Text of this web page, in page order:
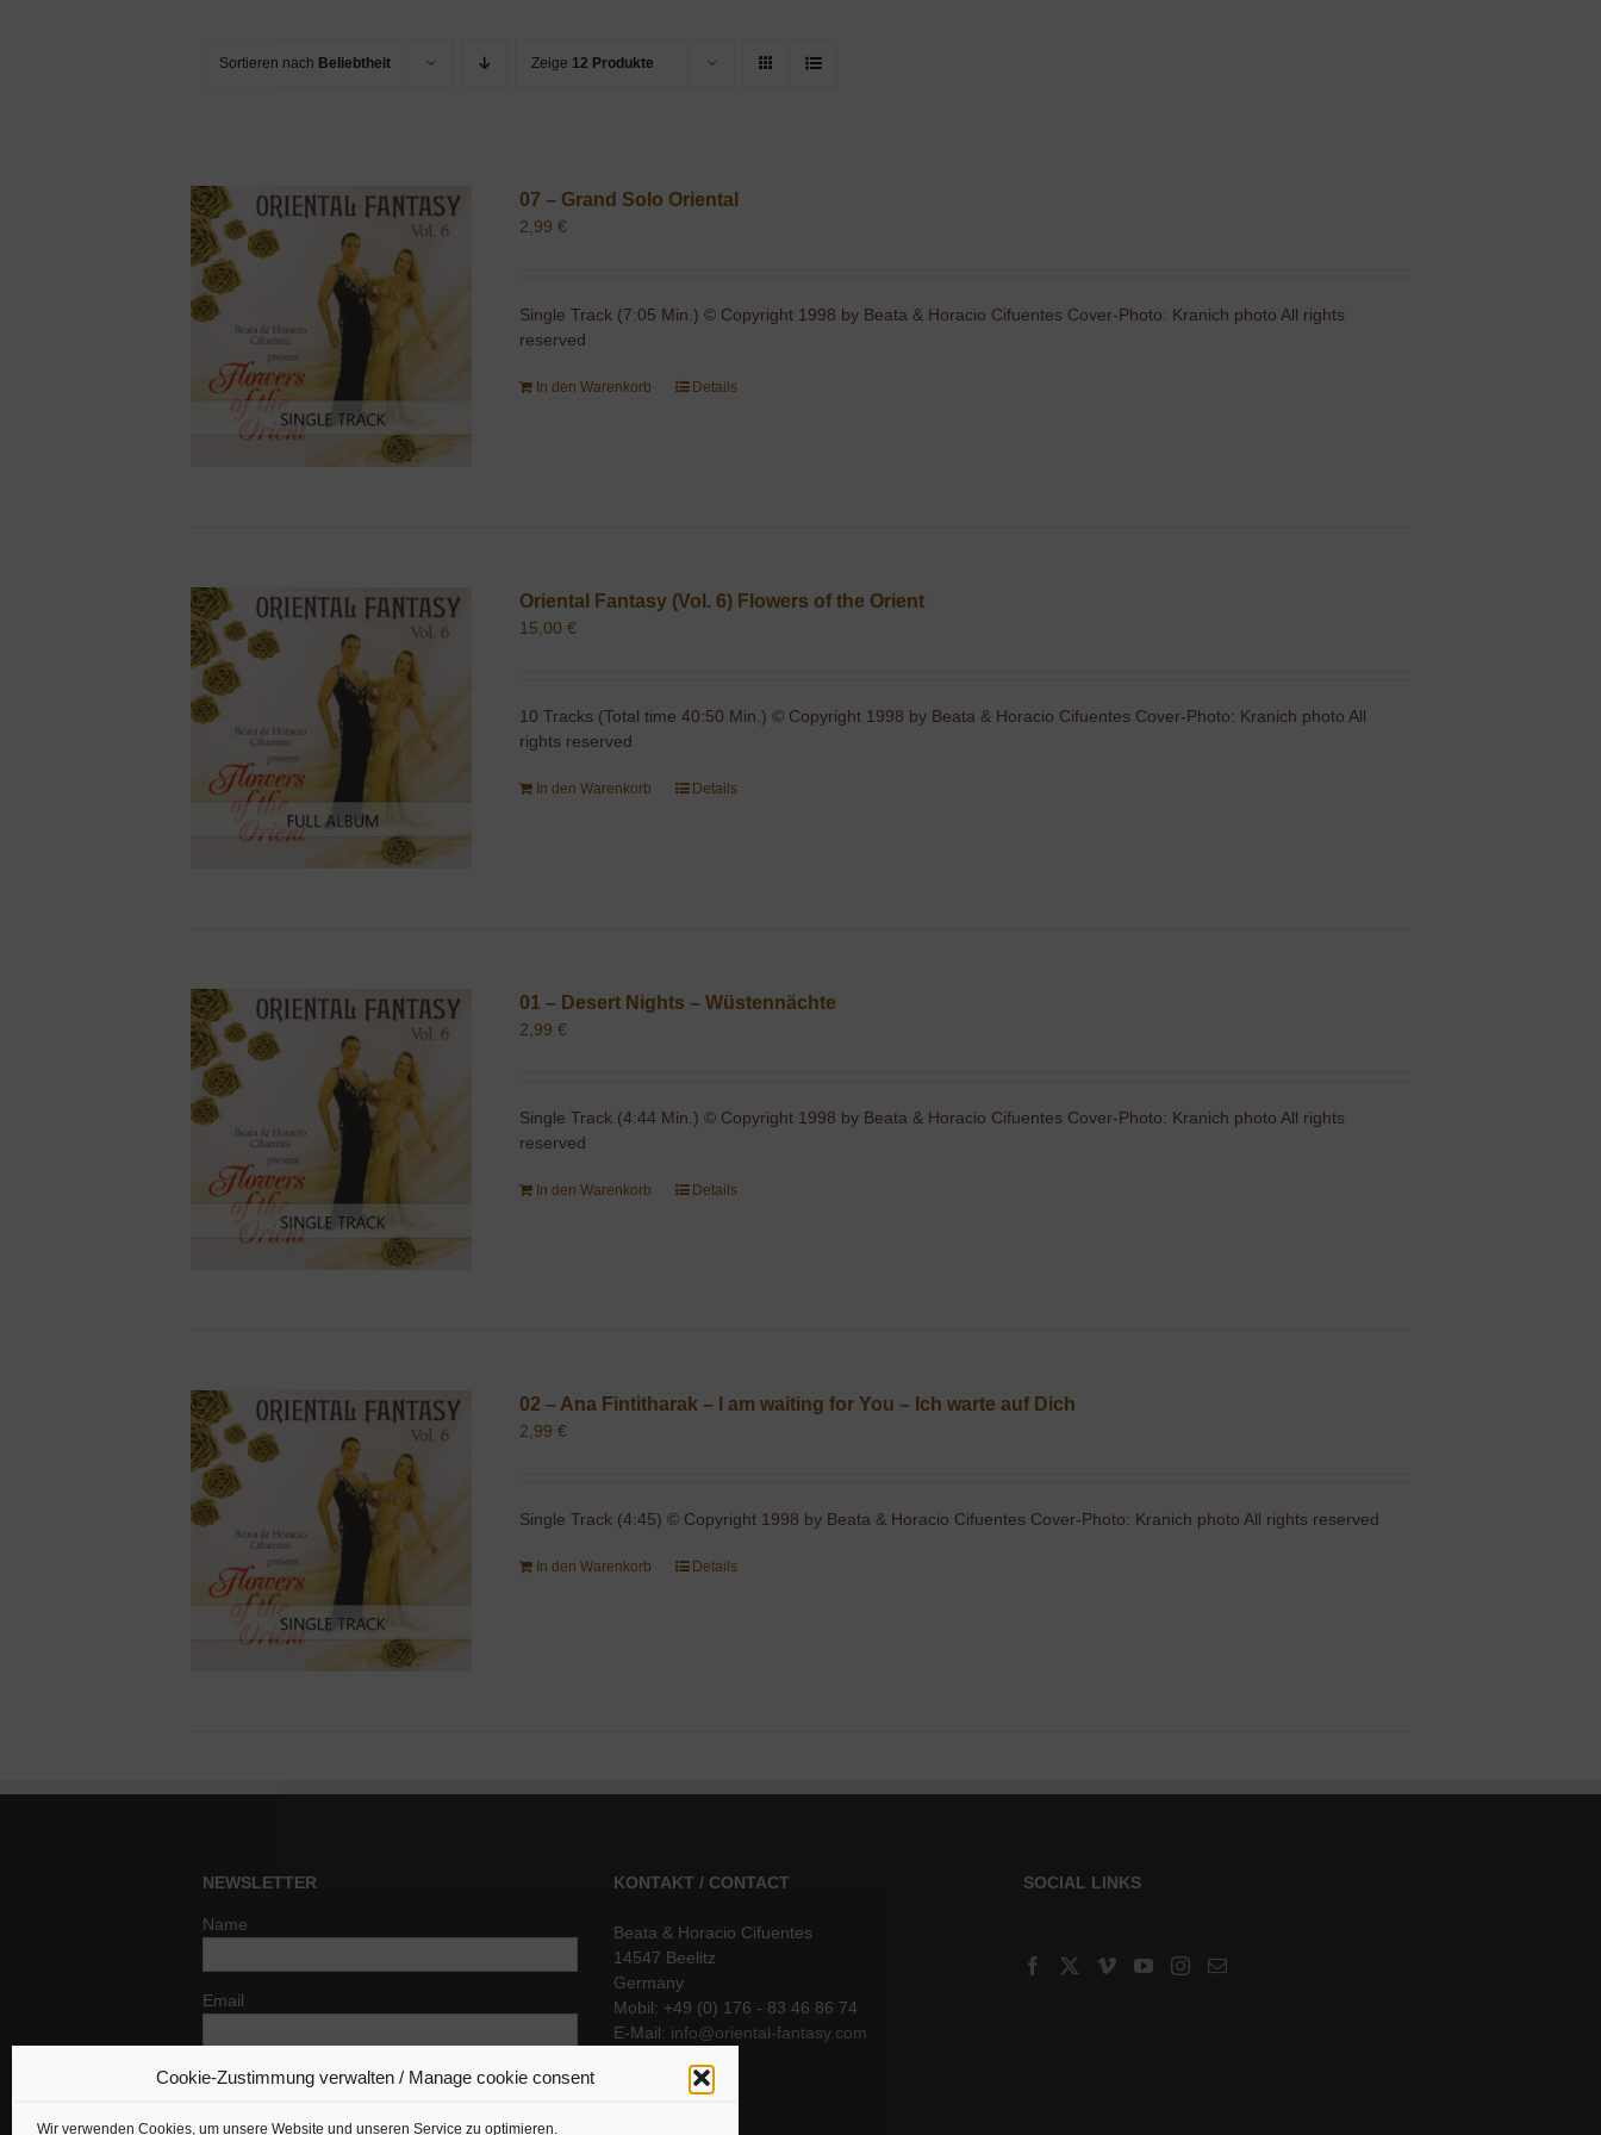
Cookie-Zustimmung verwalten / Manage cookie consent
Wir verwenden Cookies, um unsere Website und unseren Service zu optimieren.
Sortieren nach Beliebtheit Zeige 12 Produkte
07 – Grand Solo Oriental
2,99€
Single Track (7:05 Min.) © Copyright 1998 by Beata & Horacio Cifuentes Cover-Photo: Kranich photo All rights
reserved
In den Warenkorb Details
Oriental Fantasy (Vol. 6) Flowers of the Orient
15,00€
10 Tracks (Total time 40:50 Min.) © Copyright 1998 by Beata & Horacio Cifuentes Cover-Photo: Kranich photo All
rights reserved
In den Warenkorb Details
01 – Desert Nights – Wüstennächte
2,99€
Single Track (4:44 Min.) © Copyright 1998 by Beata & Horacio Cifuentes Cover-Photo: Kranich photo All rights
reserved
In den Warenkorb Details
02 – Ana Fintitharak – I am waiting for You – Ich warte auf Dich
2,99€
Single Track (4:45) © Copyright 1998 by Beata & Horacio Cifuentes Cover-Photo: Kranich photo All rights reserved
In den Warenkorb Details
NEWSLETTER
Name
Email
Indem Du fortfährst, akzeptierst Du unsere
KONTAKT / CONTACT
Beata & Horacio Cifuentes
14547 Beelitz
Germany
Mobil: +49 (0) 176 - 83 46 86 74
E-Mail: info@oriental-fantasy.com
SOCIAL LINKS